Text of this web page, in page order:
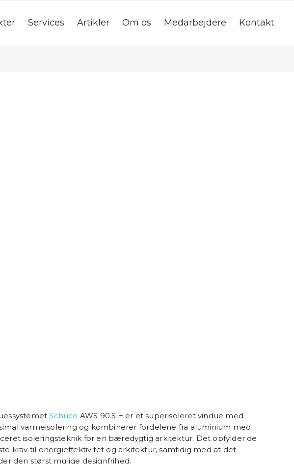
Services Artikler Om os Medarbejdere Kontakt
Schüco AWS 90.SI+ er et superisoleret vindue med
varmeisolering og kombinerer fordelene fra aluminium med
isoleringsteknik for en bæredygtig arkitektur. Det opfylder de
krav til energieffektivitet og arkitektur, samtidig med at det
den størst mulige designfrihed.